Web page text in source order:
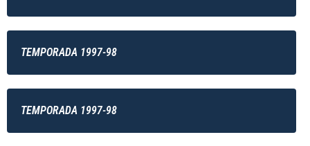
TEMPORADA 1997-98
TEMPORADA 1997-98